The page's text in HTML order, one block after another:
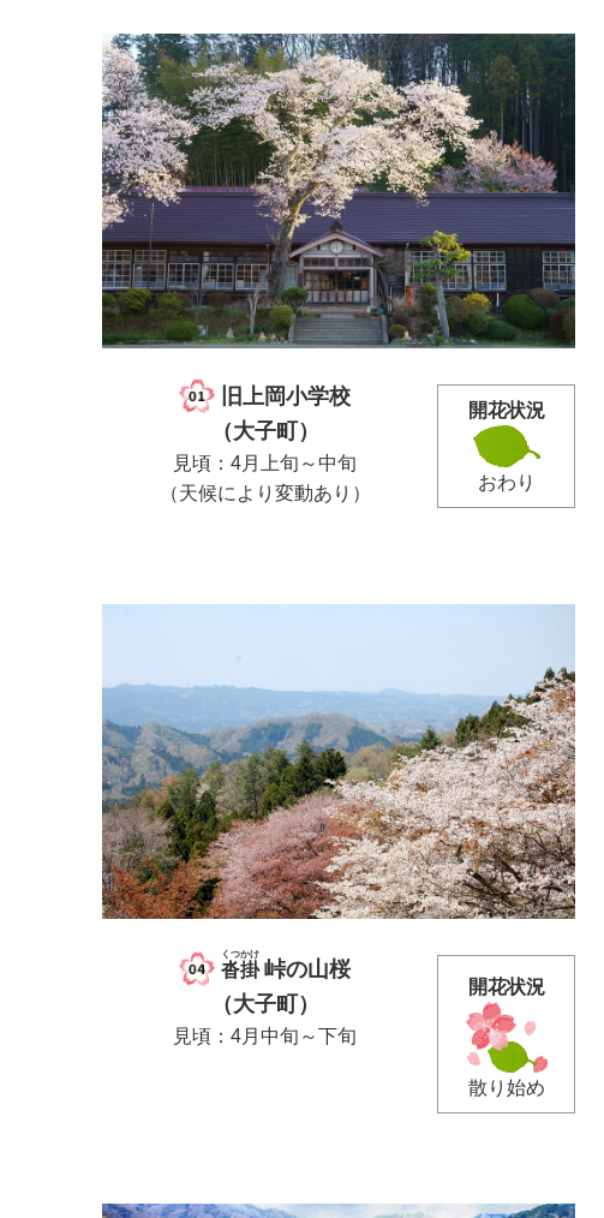
旧上岡小学校
（大子町）
見頃：4月上旬～中旬
（天候により変動あり）
開花状況
おわり
沓掛
くつかけ
峠の山桜
（大子町）
見頃：4月中旬～下旬
開花状況
散り始め